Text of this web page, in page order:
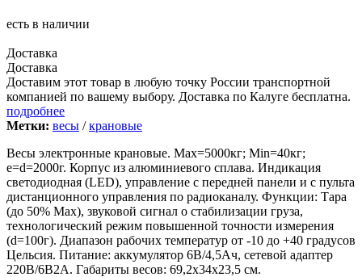
есть в наличии
Доставка
Доставка
Доставим этот товар в любую точку России транспортной
компанией по вашему выбору. Доставка по Калуге бесплатна.
подробнее
Метки: весы /крановые
Весы электронные крановые. Мах=5000кг; Min=40кг;
e=d=2000г. Корпус из алюминиевого сплава. Индикация
светодиодная (LED), управление с передней панели и с пульта
дистанционного управления по радиоканалу. Функции: Тара
(до 50% Мах), звуковой сигнал о стабилизации груза,
технологический режим повышенной точности измерения
(d=100г). Диапазон рабочих температур от -10 до +40 градусов
Цельсия. Питание: аккумулятор 6В/4,5Ач, сетевой адаптер
220В/6В2А. Габариты весов: 69,2х34х23,5 см.